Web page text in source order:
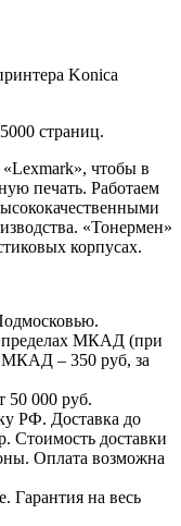
Konica
страниц.
чтобы в
печать. Работаем
«Тонермен»
корпусах.
пределах МКАД (при
МКАД – 350 руб, за
50 000 руб.
РФ. Доставка до
Стоимость доставки
Оплата возможна
Гарантия на весь